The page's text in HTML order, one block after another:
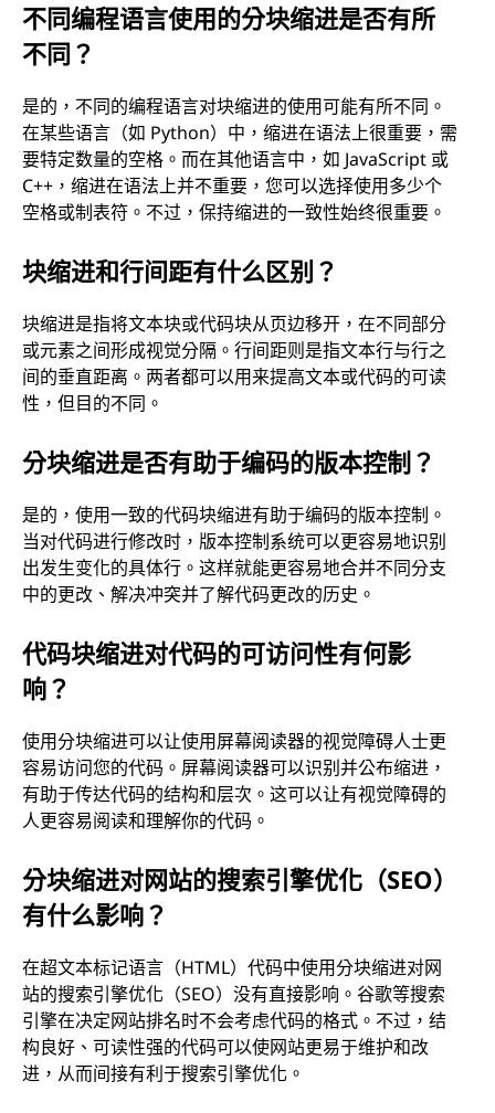
不同编程语言使用的分块缩进是否有所
不同？
是的，不同的编程语言对块缩进的使用可能有所不同。
在某些语言（如 Python）中，缩进在语法上很重要，需
要特定数量的空格。而在其他语言中，如 JavaScript 或
C++，缩进在语法上并不重要，您可以选择使用多少个
空格或制表符。不过，保持缩进的一致性始终很重要。
块缩进和行间距有什么区别？
块缩进是指将文本块或代码块从页边移开，在不同部分
或元素之间形成视觉分隔。行间距则是指文本行与行之
间的垂直距离。两者都可以用来提高文本或代码的可读
性，但目的不同。
分块缩进是否有助于编码的版本控制？
是的，使用一致的代码块缩进有助于编码的版本控制。
当对代码进行修改时，版本控制系统可以更容易地识别
出发生变化的具体行。这样就能更容易地合并不同分支
中的更改、解决冲突并了解代码更改的历史。
代码块缩进对代码的可访问性有何影
响？
使用分块缩进可以让使用屏幕阅读器的视觉障碍人士更
容易访问您的代码。屏幕阅读器可以识别并公布缩进，
有助于传达代码的结构和层次。这可以让有视觉障碍的
人更容易阅读和理解你的代码。
分块缩进对网站的搜索引擎优化（SEO）
有什么影响？
在超文本标记语言（HTML）代码中使用分块缩进对网
站的搜索引擎优化（SEO）没有直接影响。谷歌等搜索
引擎在决定网站排名时不会考虑代码的格式。不过，结
构良好、可读性强的代码可以使网站更易于维护和改
进，从而间接有利于搜索引擎优化。